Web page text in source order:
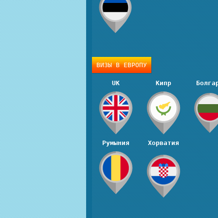
ВИЗЫ В ЕВРОПУ
UK Кипр
Румыния Хорватия